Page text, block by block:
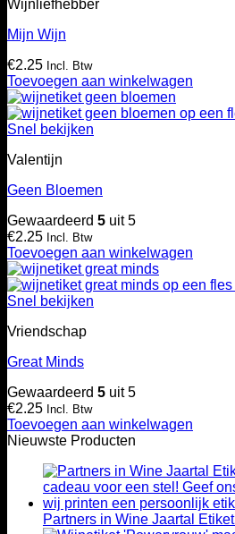
Wijnliefhebber
Mijn Wijn
€2.25 Incl. Btw
Toevoegen aan winkelwagen
Snel bekijken
Valentijn
Geen Bloemen
Gewaardeerd 5 uit 5
€2.25 Incl. Btw
Toevoegen aan winkelwagen
Snel bekijken
Vriendschap
Great Minds
Gewaardeerd 5 uit 5
€2.25 Incl. Btw
Toevoegen aan winkelwagen
Nieuwste Producten
Partners in Wine Jaartal Etiket